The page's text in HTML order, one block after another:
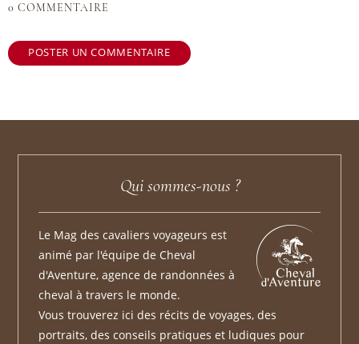
0 COMMENTAIRE
POSTER UN COMMENTAIRE
Qui sommes-nous ?
Le Mag des cavaliers voyageurs est
animé par l'équipe de Cheval
d'Aventure, agence de randonnées à
cheval à travers le monde.
Vous trouverez ici des récits de voyages, des
portraits, des conseils pratiques et ludiques pour